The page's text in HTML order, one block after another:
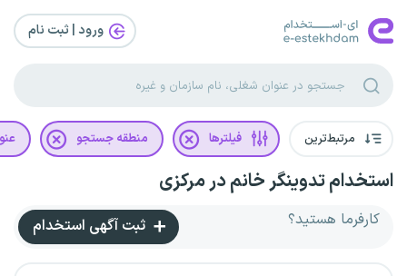
ورود | ثبت‌ نام
مرتبط‌ترین فیلترها منطقه جستجو
استخدام تدوینگر خانم در مرکزی
کارفرما هستید؟ ثبت آگهی استخدام